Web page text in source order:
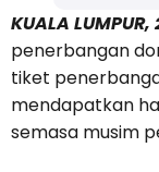
KUALA
penerbangan
tiket
mendapatkan
semasa musim